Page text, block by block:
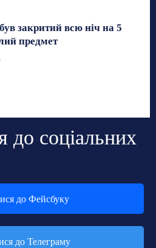
закритий всю ніч на 5
предмет
до соціальних
до Фейсбуку
до Телеграму